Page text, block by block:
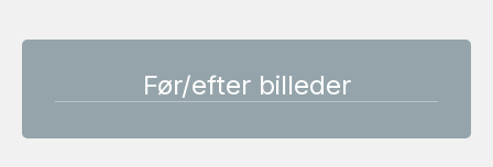
Før/efter billeder